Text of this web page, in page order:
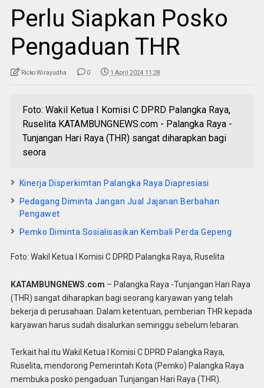
Perlu Siapkan Posko
Pengaduan THR
Ricko Wirayudha 0 1 April 2024 11:28
Foto: Wakil Ketua I Komisi C DPRD Palangka Raya,
Ruselita KATAMBUNGNEWS.com - Palangka Raya -
Tunjangan Hari Raya (THR) sangat diharapkan bagi
seora
Kinerja Disperkimtan Palangka Raya Diapresiasi
Pedagang Diminta Jangan Jual Jajanan Berbahan
Pengawet
Pemko Diminta Sosialisasikan Kembali Perda Gepeng
Foto: Wakil Ketua I Komisi C DPRD Palangka Raya, Ruselita
KATAMBUNGNEWS.com – Palangka Raya -Tunjangan Hari Raya
(THR) sangat diharapkan bagi seorang karyawan yang telah
bekerja di perusahaan. Dalam ketentuan, pemberian THR kepada
karyawan harus sudah disalurkan seminggu sebelum lebaran.
Terkait hal itu Wakil Ketua I Komisi C DPRD Palangka Raya,
Ruselita, mendorong Pemerintah Kota (Pemko) Palangka Raya
membuka posko pengaduan Tunjangan Hari Raya (THR).